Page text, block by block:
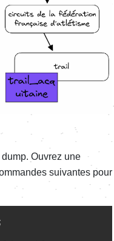
Ouvrez une
suivantes pour
;